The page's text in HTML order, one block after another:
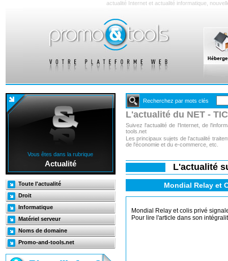
actualité Internet et actualité informatique,
Vous êtes dans la rubrique
Actualité
Recherchez par mots clés
L'actualité du NET -
Suivez l'actualité de l'Internet, de
tools.net
Les principaux sujets de l'actualité
de l'économie et du e-commerce, etc.
L'actualité
Toute l'actualité
Droit
Informatique
Matériel serveur
Noms de domaine
Promo-and-tools.net
Mondial Relay et
Mondial Relay et colis privé
Pour lire l'article dans son